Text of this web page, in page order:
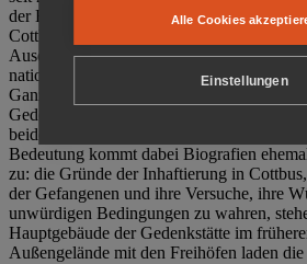
der Bautzener Straße und Träger der
Cottbus ist. Im Zentrum der Arbeit der
Auseinandersetzung mit politischem
nationalsozialistischen Terrorherrschaft
Ganzjährig zeigen mehrere Dauer- und
Gedenkstätte Zuchthaus Cottbus
beiden deutschen Diktaturen des 20.
Bedeutung kommt dabei Biografien
zu: die Gründe der Inhaftierung in
der Gefangenen und ihre Versuche, ihre
unwürdigen Bedingungen zu wahren,
Hauptgebäude der Gedenkstätte im
Außengelände mit den Freihöfen laden
Alle Cookies
Einstellungen